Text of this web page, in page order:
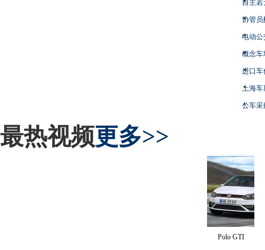
自主
协管员
电动
概念车
进口车
上海
公车采
最热视频更多>>
Polo GTI